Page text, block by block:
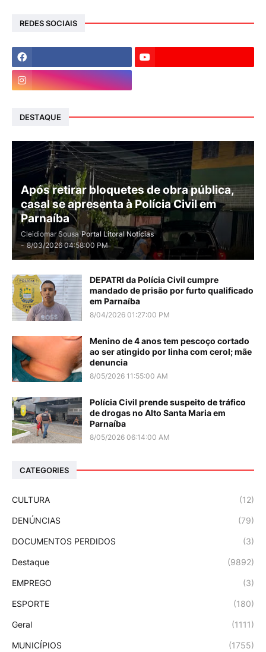
REDES SOCIAIS
DESTAQUE
Após retirar bloquetes de obra pública,
casal se apresenta à Polícia Civil em
Parnaíba
Cleidiomar Sousa Portal Litoral Notícias
- 8/03/2026 04:58:00 PM
DEPATRI da Polícia Civil cumpre
mandado de prisão por furto qualificado
em Parnaíba
8/04/2026 01:27:00 PM
Menino de 4 anos tem pescoço cortado
ao ser atingido por linha com cerol; mãe
denuncia
8/05/2026 11:55:00 AM
Polícia Civil prende suspeito de tráfico
de drogas no Alto Santa Maria em
Parnaíba
8/05/2026 06:14:00 AM
CATEGORIES
CULTURA (12)
DENÚNCIAS (79)
DOCUMENTOS PERDIDOS (3)
Destaque (9892)
EMPREGO (3)
ESPORTE (180)
Geral (1111)
MUNICÍPIOS (1755)